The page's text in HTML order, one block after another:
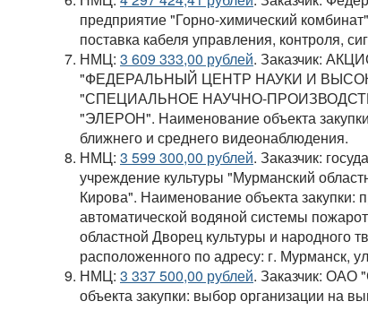
предприятие "Горно-химический
поставка кабеля управления, контроля,
НМЦ: 3 609 333,00 рублей. Заказчик:
"ФЕДЕРАЛЬНЫЙ ЦЕНТР НАУКИ И
"СПЕЦИАЛЬНОЕ НАУЧНО-
"ЭЛЕРОН". Наименование объекта
ближнего и среднего видеонаблюдения.
НМЦ: 3 599 300,00 рублей. Заказчик:
учреждение культуры "Мурманский
Кирова". Наименование объекта закупки:
автоматической водяной системы
областной Дворец культуры и народного
расположенного по адресу: г. Мурманск,
НМЦ: 3 337 500,00 рублей. Заказчик: ОАО
объекта закупки: выбор организации на